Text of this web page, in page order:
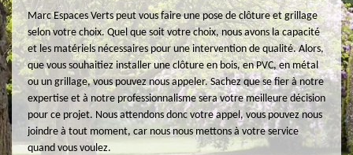
Marc Espaces Verts peut vous faire une pose de clôture et grillage
selon votre choix. Quel que soit votre choix, nous avons la capacité
et les matériels nécessaires pour une intervention de qualité. Alors,
que vous souhaitiez installer une clôture en bois, en PVC, en métal
ou un grillage, vous pouvez nous appeler. Sachez que se fier à notre
expertise et à notre professionnalisme sera votre meilleure décision
pour ce projet. Nous attendons donc votre appel, vous pouvez nous
joindre à tout moment, car nous nous mettons à votre service
quand vous voulez.